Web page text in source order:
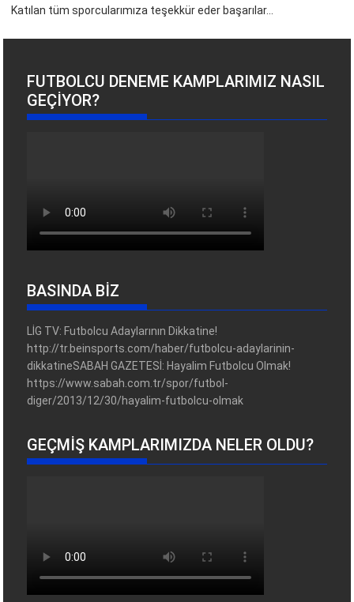
Katılan tüm sporcularımıza teşekkür eder başarılar...
FUTBOLCU DENEME KAMPLARIMIZ NASIL
GEÇIYOR?
BASINDA BİZ
LİG TV: Futbolcu Adaylarının Dikkatine!
http://tr.beinsports.com/haber/futbolcu-adaylarinin-
dikkatineSABAH GAZETESİ: Hayalim Futbolcu Olmak!
https://www.sabah.com.tr/spor/futbol-
diger/2013/12/30/hayalim-futbolcu-olmak
GEÇMIŞ KAMPLARIMIZDA NELER OLDU?